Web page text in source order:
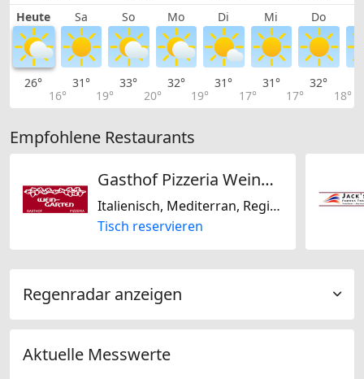
Heute Sa So Mo Di Mi Do
26°
16°
31°
19°
33°
20°
32°
19°
31°
17°
31°
17°
32°
18°
Empfohlene Restaurants
Gasthof Pizzeria Weingarten
Italienisch, Mediterran, Regional, Schweizerisch, Saisonal, Laktosefrei, Glutenfrei
Tisch reservieren
Regenradar anzeigen
Aktuelle Messwerte